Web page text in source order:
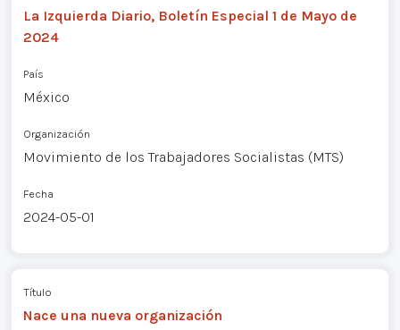
La Izquierda Diario, Boletín Especial 1 de Mayo de
2024
País
México
Organización
Movimiento de los Trabajadores Socialistas (MTS)
Fecha
2024-05-01
Título
Nace una nueva organización